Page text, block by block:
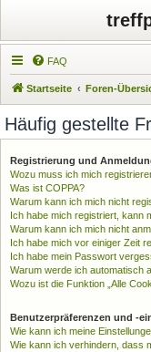
FAQ
Startseite Foren-
Häufig gestellte
Registrierung und
Wozu muss ich mich
Was ist COPPA?
Warum kann ich mich nicht
Ich habe mich registriert, kann
Warum kann ich mich nicht
Ich habe mich vor einiger Zeit
Ich habe mein Passwort
Warum werde ich automatisch
Wozu ist die Funktion „Alle
Benutzerpräferenzen und -
Wie kann ich meine
Wie kann ich verhindern, dass